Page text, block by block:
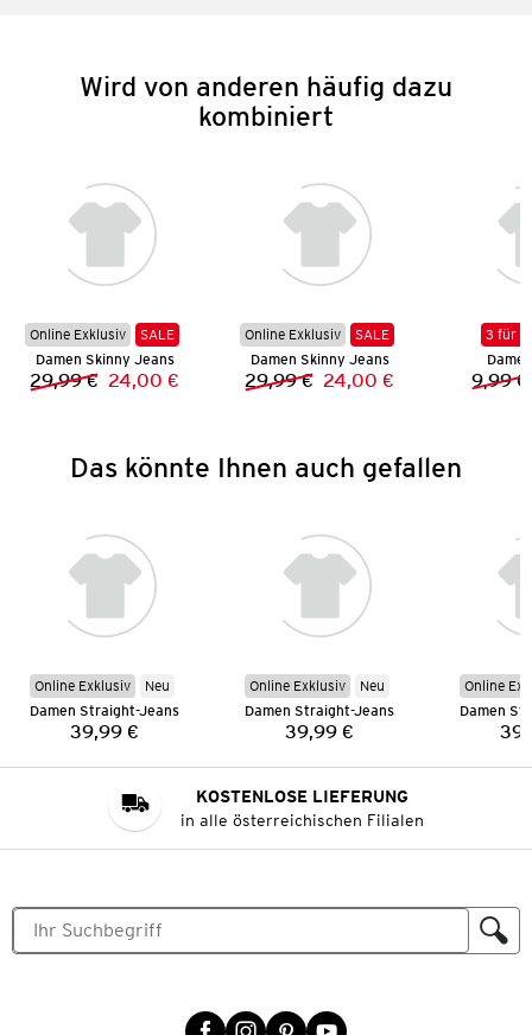
Wird von anderen häufig dazu
kombiniert
Online Exklusiv
SALE
Damen Skinny Jeans
Vorheriger Preis:
29,99 € Neuer Preis:
24,00 €
Online Exklusiv
SALE
Damen Skinny Jeans
Vorheriger Preis:
29,99 € Neuer Preis:
24,00 €
3 für 2
9,99 €
Das könnte Ihnen auch gefallen
Online Exklusiv
Neu
Damen Straight-Jeans
Preis:
39,99 €
Online Exklusiv
Neu
Damen Straight-Jeans
Preis:
39,99 €
Online
Damen
KOSTENLOSE LIEFERUNG
in alle österreichischen Filialen